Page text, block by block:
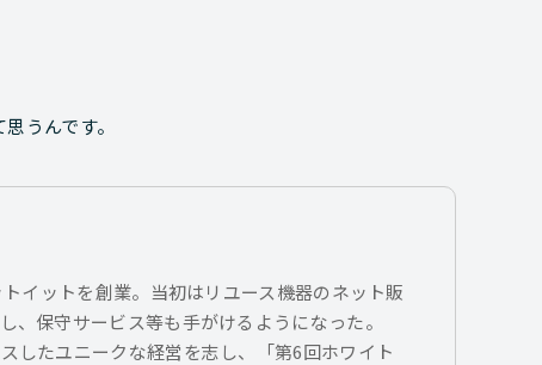
うんです。
イットを創業。当初はリユース機器のネット販
、保守サービス等も手がけるようになった。
したユニークな経営を志し、「第6回ホワイト